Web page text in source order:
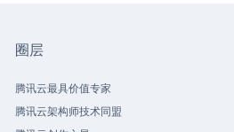
圈层
腾讯云最具价值专家
腾讯云架构师技术同盟